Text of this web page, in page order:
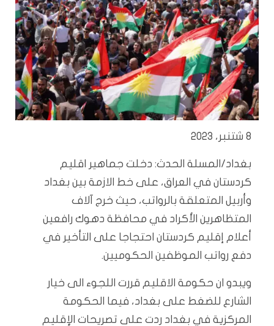
8 شتنبر، 2023
بغداد/المسلة الحدث: دخلت جماهير اقليم
كردستان في العراق، على خط الازمة بين بغداد
وأربيل المتعلقة بالرواتب، حيث خرج آلاف
المتظاهرين الأكراد في محافظة دهوك رافعين
أعلام إقليم كردستان احتجاجا على التأخير في
دفع رواتب الموظفين الحكوميين.
ويبدو ان حكومة الاقليم قررت اللجوء الى خيار
الشارع للضغط على بغداد، فيما الحكومة
المركزية في بغداد ردت على تصريحات الإقليم